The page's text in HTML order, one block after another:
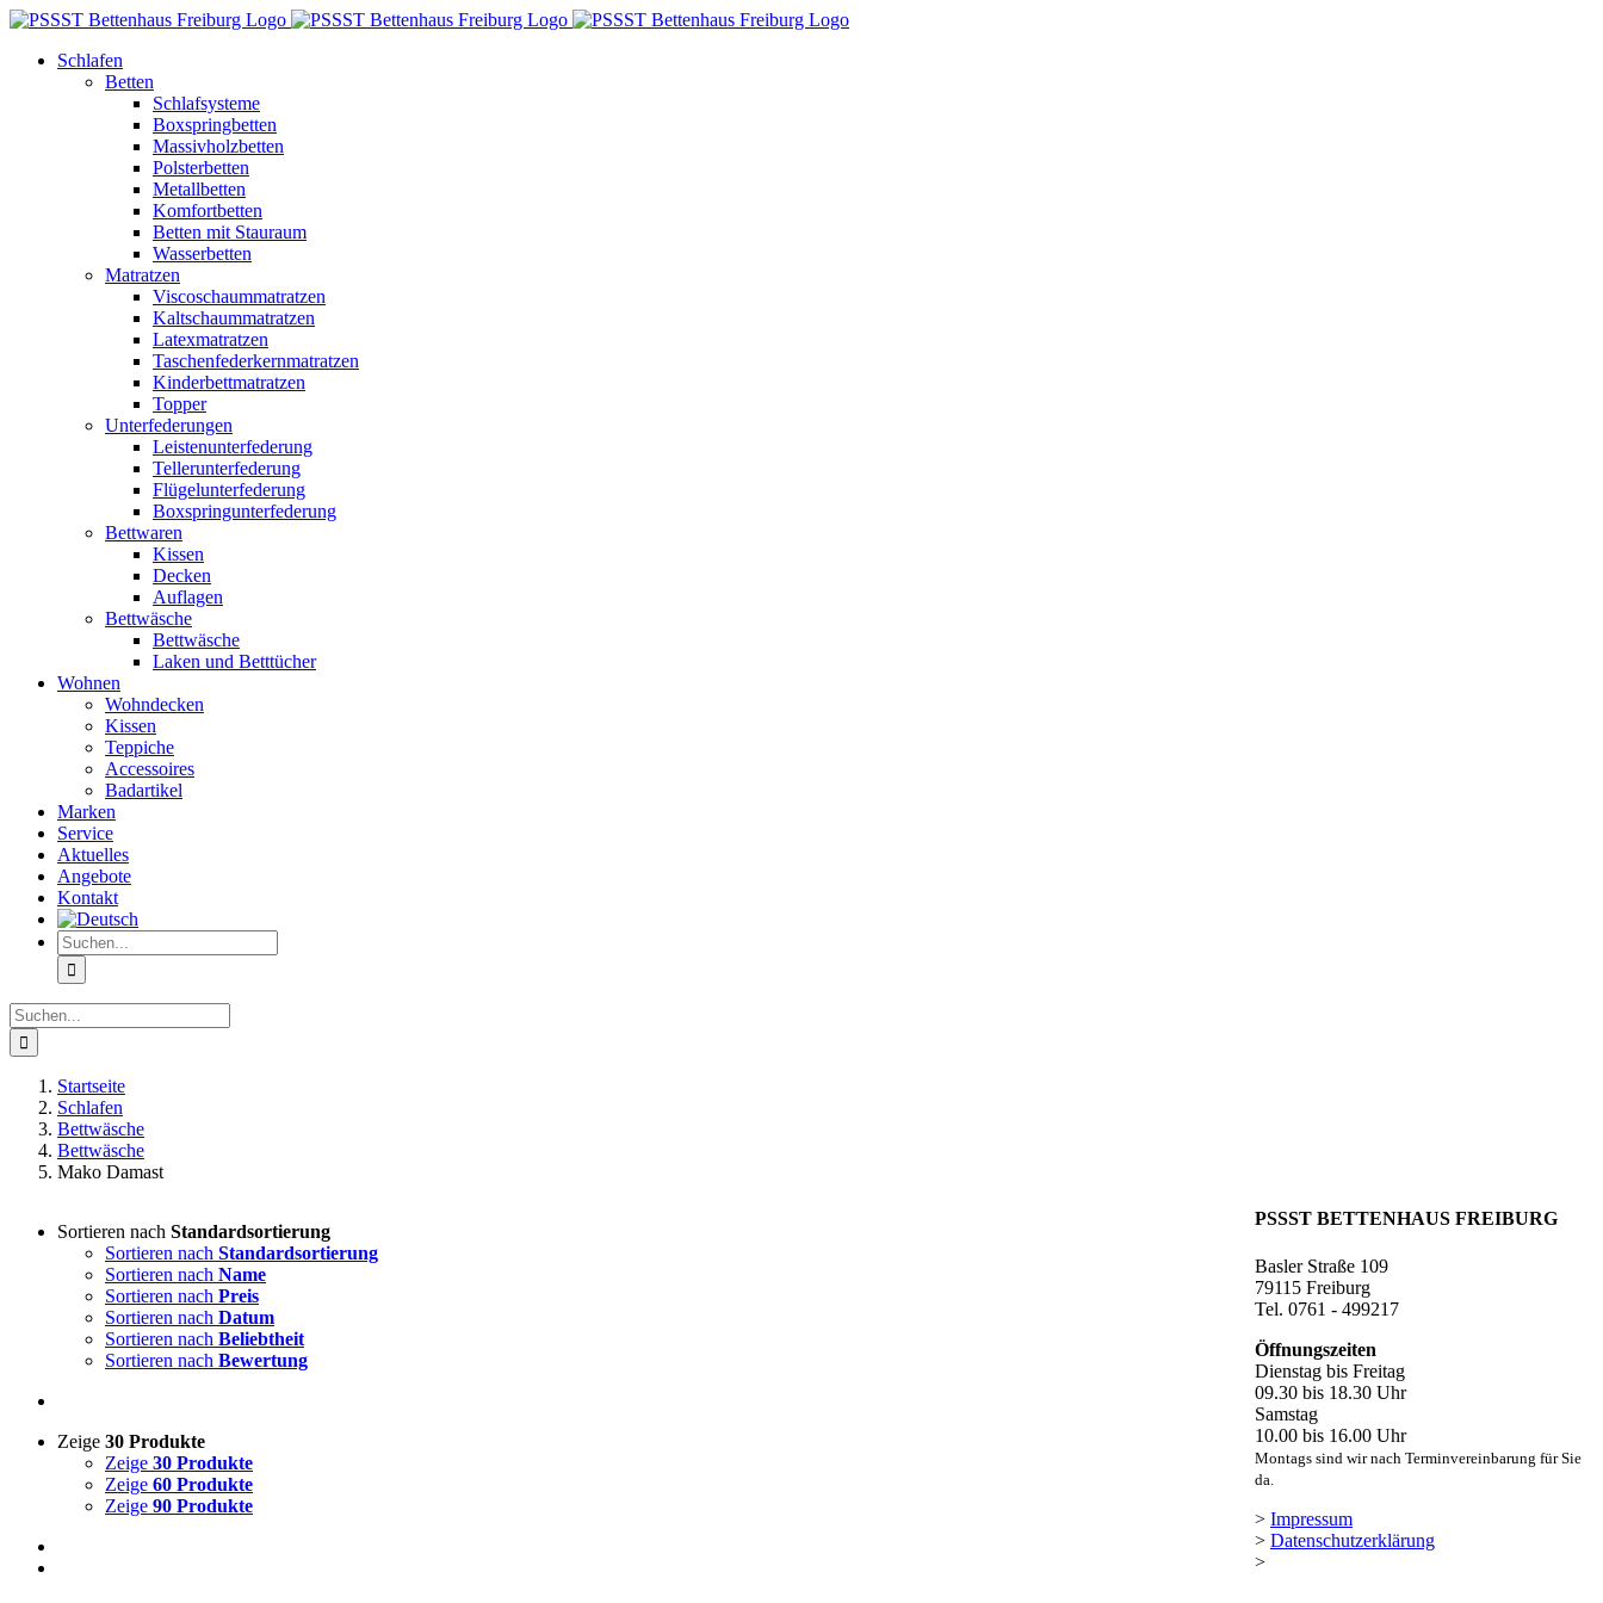
Zum
springenSchlafen
Betten
Schlafsysteme
Boxspringbetten
Massivholzbetten
Polsterbetten
Metallbetten
Komfortbetten
Betten mit Stauraum
Wasserbetten
Matratzen
Viscoschaummatratzen
Kaltschaummatratzen
Latexmatratzen
Taschenfederkernmatratzen
Kinderbettmatratzen
Topper
Unterfederungen
Leistenunterfederung
Tellerunterfederung
Flügelunterfederung
Boxspringunterfederung
Bettwaren
Kissen
Decken
Auflagen
Bettwäsche
Bettwäsche
Laken und Betttücher
Wohnen
Wohndecken
Kissen
Teppiche
Accessoires
Badartikel
Marken
Service
Aktuelles
Angebote
Kontakt
Suche
nach:
Suche
nach:
Startseite
Schlafen
Bettwäsche
Bettwäsche
Mako Damast
Sortieren nach Standardsortierung
Sortieren nach Standardsortierung
Sortieren nach Name
Sortieren nach Preis
Sortieren nach Datum
Sortieren nach Beliebtheit
Sortieren nach Bewertung
Zeige 30 Produkte
Zeige 30 Produkte
Zeige 60 Produkte
Zeige 90 Produkte
PSSST BETTENHAUS FREIBURG
Basler Straße 109
79115 Freiburg
Tel. 0761 - 499217
Öffnungszeiten
Dienstag bis Freitag
09.30 bis 18.30 Uhr
Samstag
10.00 bis 16.00 Uhr
Montags sind wir nach Terminvereinbarung für Sie
da.
> Impressum
> Datenschutzerklärung
>